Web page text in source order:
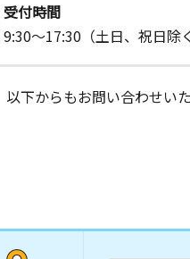
受付時間
9:30～17:30（土日、祝日除く
下からもお問い合わせいた